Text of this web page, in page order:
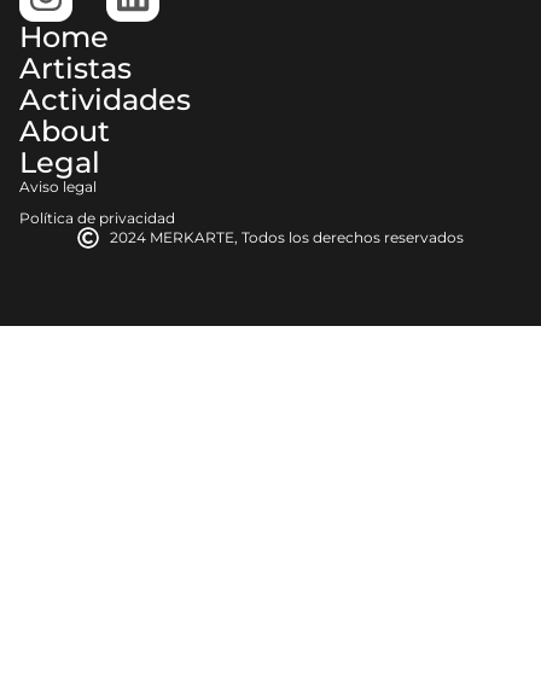
Home
Artistas
Actividades
About
Legal
Aviso legal
Política de privacidad
2024 MERKARTE, Todos los derechos reservados